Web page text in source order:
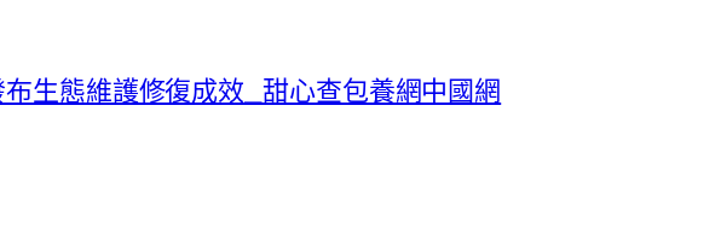
生態維護修復成效_甜心查包養網中國網